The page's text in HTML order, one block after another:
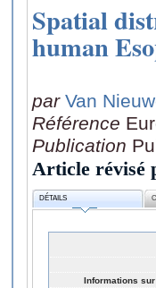
Spatial
human
par Van
Référence
Publication
Article révisé
DÉTAILS
Informations